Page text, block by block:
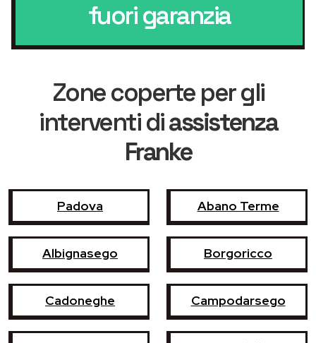
fuori garanzia
Zone coperte per gli
interventi diassistenza
Franke
Padova Abano Terme
Albignasego Borgoricco
Cadoneghe Campodarsego